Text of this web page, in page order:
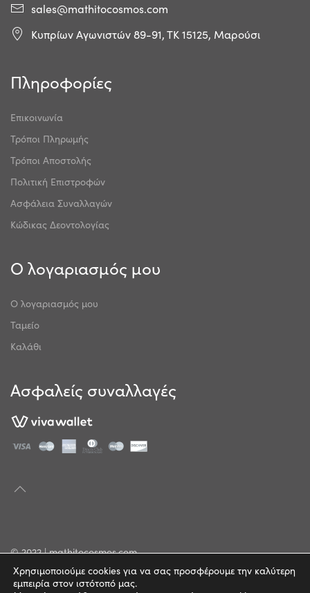
sales@mathitocosmos.com
Κυπρίων Αγωνιστών 89-91, ΤΚ 15125, Μαρούσι
Πληροφορίες
Επικοινωνία
Τρόποι Πληρωμής
Τρόποι Αποστολής
Πολιτική Επιστροφών
Ασφάλεια Συναλλαγών
Κώδικας Δεοντολογίας
Ο λογαριασμός μου
Ο λογαριασμός μου
Ταμείο
Καλάθι
Ασφαλείς συναλλαγές
© 2022 | mathitocosmos.com
Πολιτική Απορρήτου
Χρησιμοποιούμε cookies για να σας προσφέρουμε την καλύτερη
εμπειρία στον ιστότοπό μας.